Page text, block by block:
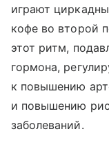
играют
кофе во второй
этот ритм,
гормона,
к повышению
и повышению
заболеваний.